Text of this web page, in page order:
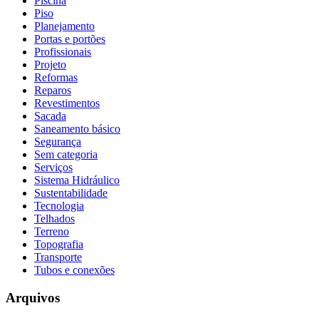
Piso
Planejamento
Portas e portões
Profissionais
Projeto
Reformas
Reparos
Revestimentos
Sacada
Saneamento básico
Segurança
Sem categoria
Serviços
Sistema Hidráulico
Sustentabilidade
Tecnologia
Telhados
Terreno
Topografia
Transporte
Tubos e conexões
Arquivos